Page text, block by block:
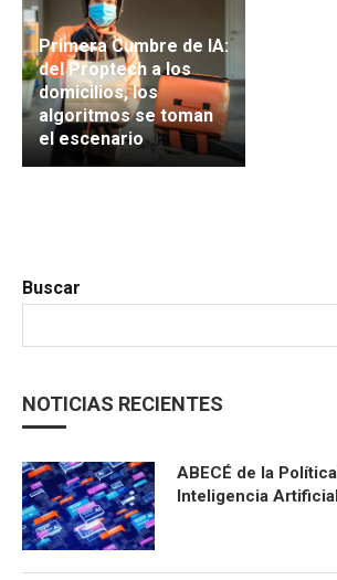
Primera Cumbre de IA:
del Proptech a los
domicilios, los
algoritmos se toman
el escenario
Buscar
NOTICIAS RECIENTES
ABECÉ de la
Inteligencia